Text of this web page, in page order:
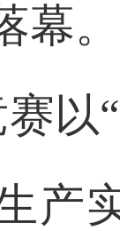
幕。
以
产